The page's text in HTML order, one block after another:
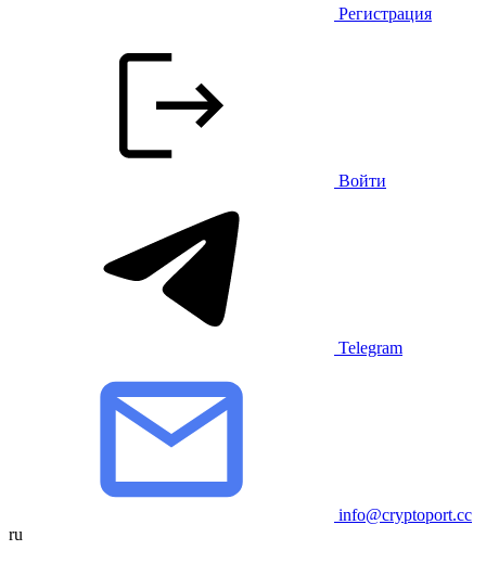
Регистрация
Войти
Telegram
info@cryptoport.cc
ru